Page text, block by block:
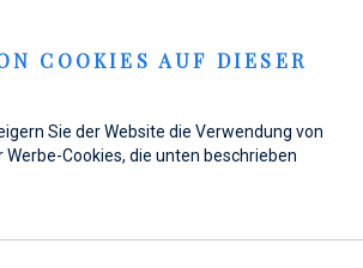
sind
COOKIES AUF DIESER
Sie der Website die Verwendung von
Cookies, die unten beschrieben